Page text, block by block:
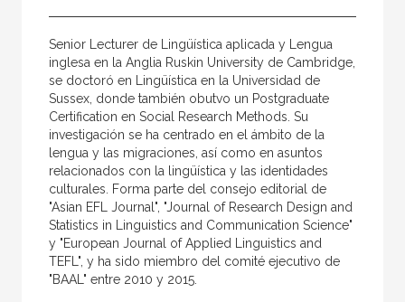
Coordinador
Editor
Editora
Escritor
Escritora
Ilustrador
Prologuista
Traductor
Senior Lecturer de Lingüística aplicada y Lengua
inglesa en la Anglia Ruskin University de Cambridge,
se doctoró en Lingüística en la Universidad de
Sussex, donde también obutvo un Postgraduate
Certification en Social Research Methods. Su
investigación se ha centrado en el ámbito de la
lengua y las migraciones, así como en asuntos
relacionados con la lingüística y las identidades
culturales. Forma parte del consejo editorial de
"Asian EFL Journal", "Journal of Research Design and
Statistics in Linguistics and Communication Science"
y "European Journal of Applied Linguistics and
TEFL", y ha sido miembro del comité ejecutivo de
"BAAL" entre 2010 y 2015.